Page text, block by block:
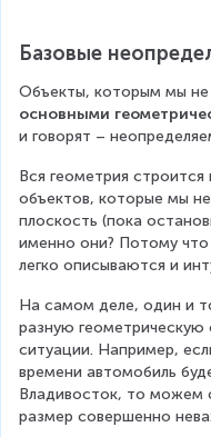
Базовые
Объекты, которым мы не
основными
и говорят –
Вся геометрия строится
объектов, которые мы
плоскость (пока
именно они? Потому
легко описываются и
На самом деле, один и
разную
ситуации. Например,
времени автомобиль
Владивосток, то можем
размер совершенно